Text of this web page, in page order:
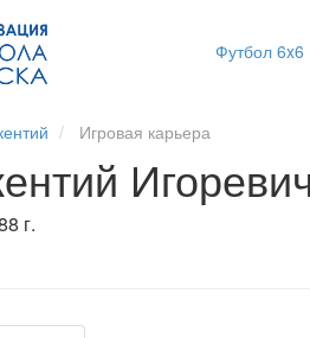
Футбол 6x6
Игровая карьера
г.